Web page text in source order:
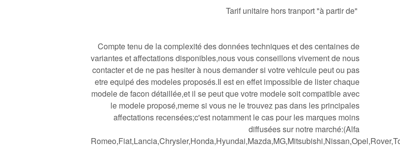
Tarif unitaire hors tranport "à partir de"
Compte tenu de la complexité des données techniques et des centaines de
variantes et affectations disponibles,nous vous conseillons vivement de nous
contacter et de ne pas hesiter à nous demander si votre vehicule peut ou pas
etre equipé des modeles proposés.Il est en effet impossible de lister chaque
modele de facon détaillée,et il se peut que votre modele soit compatible avec
le modele proposé,meme si vous ne le trouvez pas dans les principales
affectations recensées;c'est notamment le cas pour les marques moins
diffusées sur notre marché:(Alfa